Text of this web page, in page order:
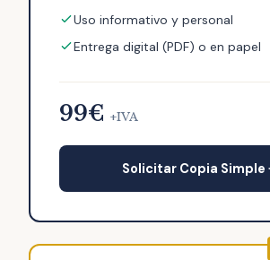
Uso informativo y personal
Entrega digital (PDF) o en papel
99€ +IVA
Solicitar Copia Simple